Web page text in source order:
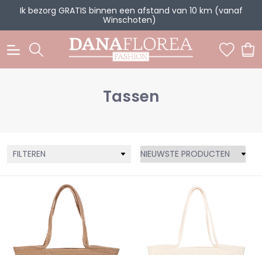
Ik bezorg GRATIS binnen een afstand van 10 km (vanaf
Winschoten)
Tassen
FILTEREN